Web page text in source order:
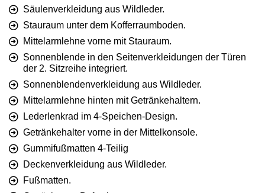
Säulenverkleidung aus Wildleder.
Stauraum unter dem Kofferraumboden.
Mittelarmlehne vorne mit Stauraum.
Sonnenblende in den Seitenverkleidungen der Türen
der 2. Sitzreihe integriert.
Sonnenblendenverkleidung aus Wildleder.
Mittelarmlehne hinten mit Getränkehaltern.
Lederlenkrad im 4-Speichen-Design.
Getränkehalter vorne in der Mittelkonsole.
Gummifußmatten 4-Teilig
Deckenverkleidung aus Wildleder.
Fußmatten.